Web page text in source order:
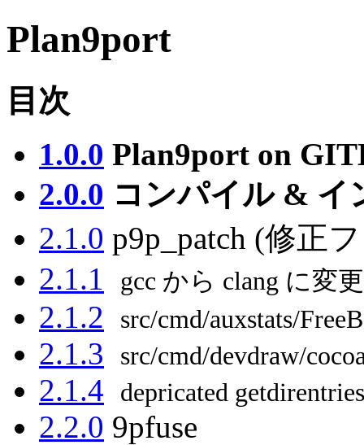
Plan9port
目次
1.0.0 Plan9port on
2.0.0 コンパイル & イ
2.1.0 p9p_patch (修正
2.1.1
gcc から clang に変
2.1.2 src/cmd/auxstats/
2.1.3 src/cmd/devdraw/
2.1.4 depricated
2.2.0 9pfuse